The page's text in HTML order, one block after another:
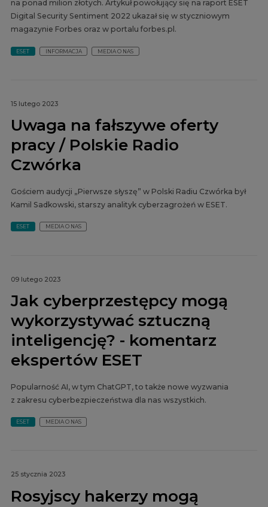
na ponad milion złotych. Artykuł powołujący się na raport ESET
Digital Security Sentiment 2022 ukazał się w styczniowym
magazynie Forbes oraz w portalu forbes.pl.
ESET INFORMACJA MEDIA O NAS
15 lutego 2023
Uwaga na fałszywe oferty
pracy / Polskie Radio
Czwórka
Gościem audycji „Pierwsze słyszę” w Polski Radiu Czwórka był
Kamil Sadkowski, starszy analityk cyberzagrożeń w ESET.
ESET MEDIA O NAS
09 lutego 2023
Jak cyberprzestępcy mogą
wykorzystywać sztuczną
inteligencję? - komentarz
ekspertów ESET
Popularność AI, w tym ChatGPT, to także nowe wyzwania
z zakresu cyberbezpieczeństwa dla nas wszystkich.
ESET MEDIA O NAS
25 stycznia 2023
Rosyjscy hakerzy mogą